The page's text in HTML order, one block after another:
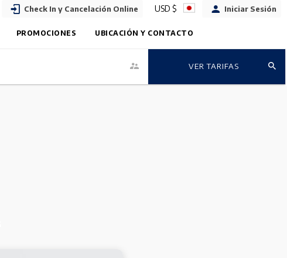
Check In y Cancelación Online USD $ Iniciar Sesión
PROMOCIONES UBICACIÓN Y CONTACTO
VER TARIFAS